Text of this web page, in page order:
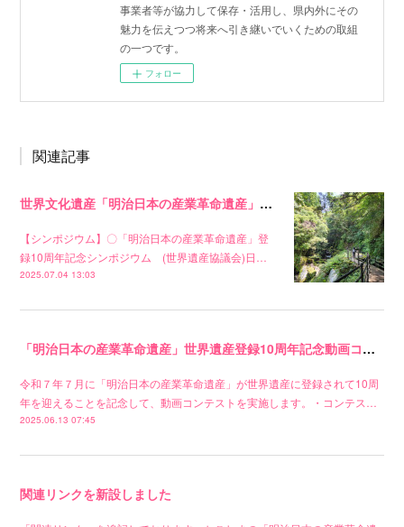
事業者等が協力して保存・活用し、県内外にその
魅力を伝えつつ将来へ引き継いでいくための取組
の一つです。
フォロー
関連記事
世界文化遺産「明治日本の産業革命遺産」登録10周年記念イベント
【シンポジウム】〇「明治日本の産業革命遺産」登
録10周年記念シンポジウム (世界遺産協議会)日…
2025.07.04 13:03
「明治日本の産業革命遺産」世界遺産登録10周年記念動画コンテストの開催
令和７年７月に「明治日本の産業革命遺産」が世界遺産に登録されて10周
年を迎えることを記念して、動画コンテストを実施します。・コンテス…
2025.06.13 07:45
関連リンクを新設しました